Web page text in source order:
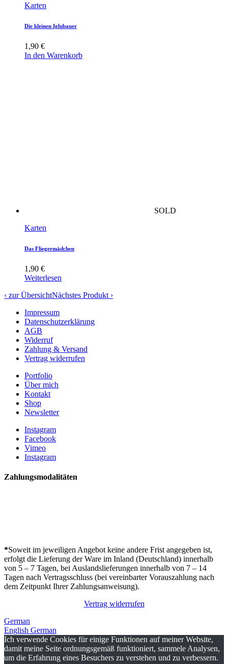
Karten
Die kleinen Iglubauer
1,90 €
In den Warenkorb
SOLD
Karten
Das Fliegermädchen
1,90 €
Weiterlesen
‹ zur ÜbersichtNächstes Produkt ›
Impressum
Datenschutzerklärung
AGB
Widerruf
Zahlung & Versand
Vertrag widerrufen
Portfolio
Über mich
Kontakt
Shop
Newsletter
Instagram
Facebook
Vimeo
Instagram
Zahlungsmodalitäten
*Soweit im jeweiligen Angebot keine andere Frist angegeben ist,
erfolgt die Lieferung der Ware im Inland (Deutschland) innerhalb
von 5 – 7 Tagen, bei Auslandslieferungen innerhalb von 7 – 14
Tagen nach Vertragsschluss (bei vereinbarter Vorauszahlung nach
dem Zeitpunkt Ihrer Zahlungsanweisung).
Vertrag widerrufen
German
English German
Ich verwende Cookies für einige Funktionen auf meiner Website,
damit meine Seite ordnungsgemäß funktioniert, sammele Analysen,
um die Erfahrung eines Besuchers zu verstehen und zu verbessern.